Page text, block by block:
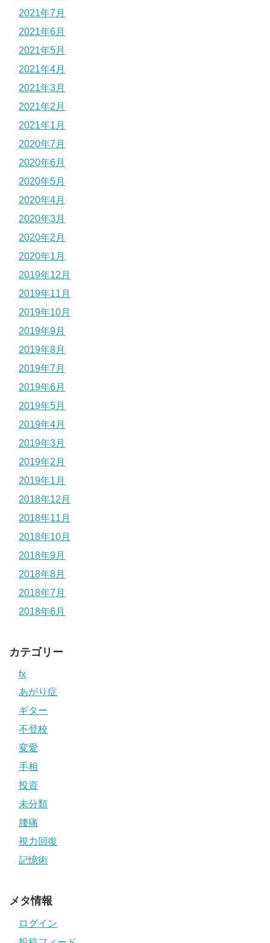
2021年7月
2021年6月
2021年5月
2021年4月
2021年3月
2021年2月
2021年1月
2020年7月
2020年6月
2020年5月
2020年4月
2020年3月
2020年2月
2020年1月
2019年12月
2019年11月
2019年10月
2019年9月
2019年8月
2019年7月
2019年6月
2019年5月
2019年4月
2019年3月
2019年2月
2019年1月
2018年12月
2018年11月
2018年10月
2018年9月
2018年8月
2018年7月
2018年6月
カテゴリー
fx
あがり症
ギター
不登校
変愛
手相
投資
未分類
腰痛
視力回復
記憶術
メタ情報
ログイン